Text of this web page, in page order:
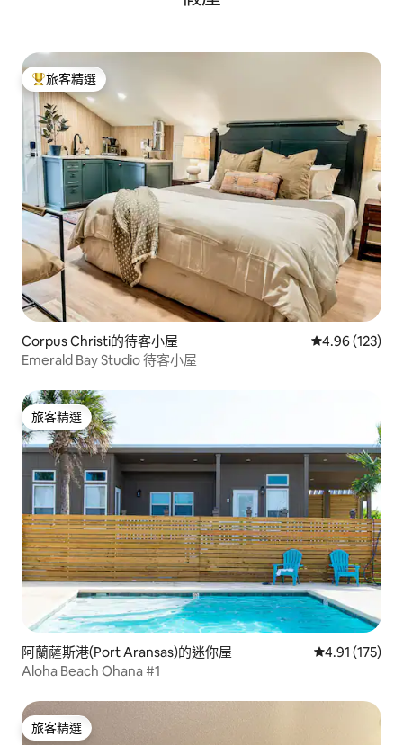
旅客精選榜首
旅客精選
Corpus Christi的待客小屋 從 123 則評價
4.96 (123)
Emerald Bay Studio 待客小屋
旅客精選
旅客精選
阿蘭薩斯港(Port Aransas)的迷你屋 從 175 則評價
4.91 (175)
Aloha Beach Ohana #1
旅客精選
旅客精選